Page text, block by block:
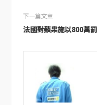
下一篇文章
法國對蘋果施以800萬